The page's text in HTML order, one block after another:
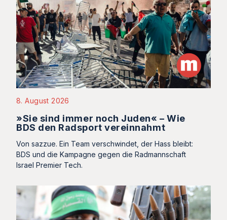
8. August 2026
»Sie sind immer noch Juden« – Wie
BDS den Radsport vereinnahmt
Von sazzue. Ein Team verschwindet, der Hass bleibt:
BDS und die Kampagne gegen die Radmannschaft
Israel Premier Tech.